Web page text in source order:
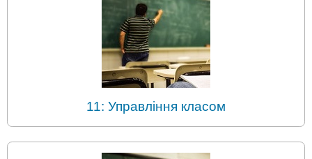
11: Управління класом